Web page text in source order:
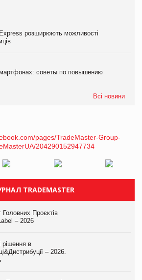
розширюють можливості
советы по повышению
Всі новини
TRADEMASTER
Головних Проєктів
– 2026
рішення в
– 2026.